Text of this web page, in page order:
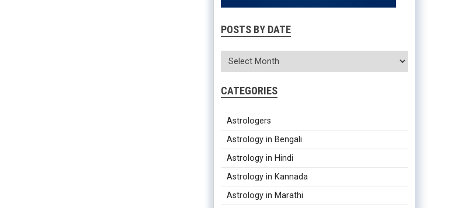
POSTS BY DATE
CATEGORIES
Astrologers
Astrology in Bengali
Astrology in Hindi
Astrology in Kannada
Astrology in Marathi